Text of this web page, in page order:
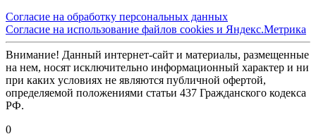
Согласие на обработку персональных данных
Согласие на использование файлов cookies и Яндекс.Метрика
Внимание! Данный интернет-сайт и материалы, размещенные
на нем, носят исключительно информационный характер и ни
при каких условиях не являются публичной офертой,
определяемой положениями статьи 437 Гражданского кодекса
РФ.
0